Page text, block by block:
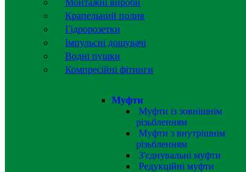
Монтажні вироби
Крапельний полив
Гідророзетки
Імпульсні дощувачі
Водні пушки
Компресійні фітинги
Муфти
Муфти із зовнішнім
різьбленням
Муфти з внутрішнім
різьбленням
З'єднувальні муфти
Редукційні муфти